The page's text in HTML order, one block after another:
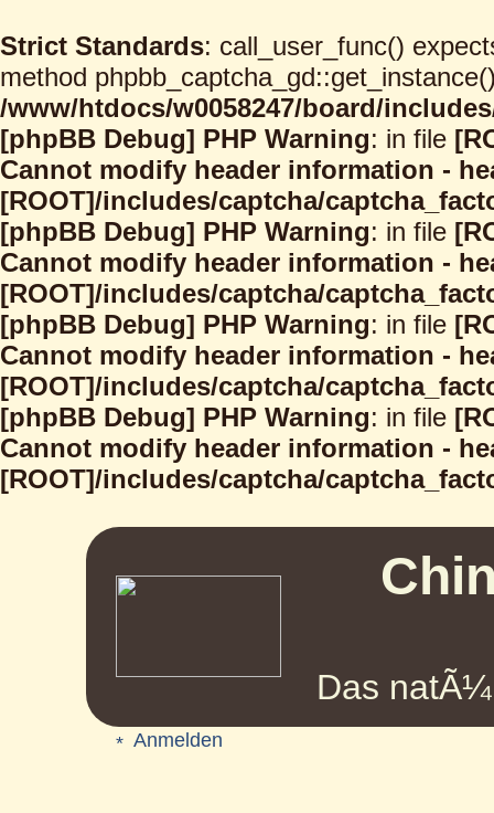
Strict Standards: call_user_func()
method
/www/htdocs/w0058247/board/
[phpBB Debug] PHP Warning: in file
Cannot modify header information -
[ROOT]/includes/captcha/
[phpBB Debug] PHP Warning: in file
Cannot modify header information -
[ROOT]/includes/captcha/
[phpBB Debug] PHP Warning: in file
Cannot modify header information -
[ROOT]/includes/captcha/
[phpBB Debug] PHP Warning: in file
Cannot modify header information -
[ROOT]/includes/captcha/
Das
Anmelden